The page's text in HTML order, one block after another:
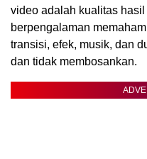
video adalah kualitas
berpengalaman
transisi, efek, musik, dan
dan tidak membosankan.